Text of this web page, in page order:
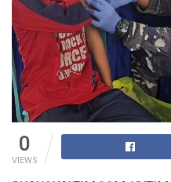
0
VIEWS